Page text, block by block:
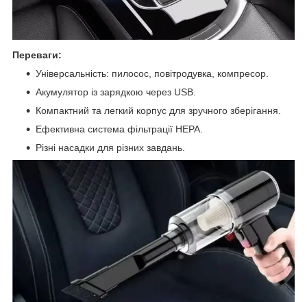
Переваги:
Універсальність: пилосос, повітродувка, компресор.
Акумулятор із зарядкою через USB.
Компактний та легкий корпус для зручного зберігання.
Ефективна система фільтрації HEPA.
Різні насадки для різних завдань.